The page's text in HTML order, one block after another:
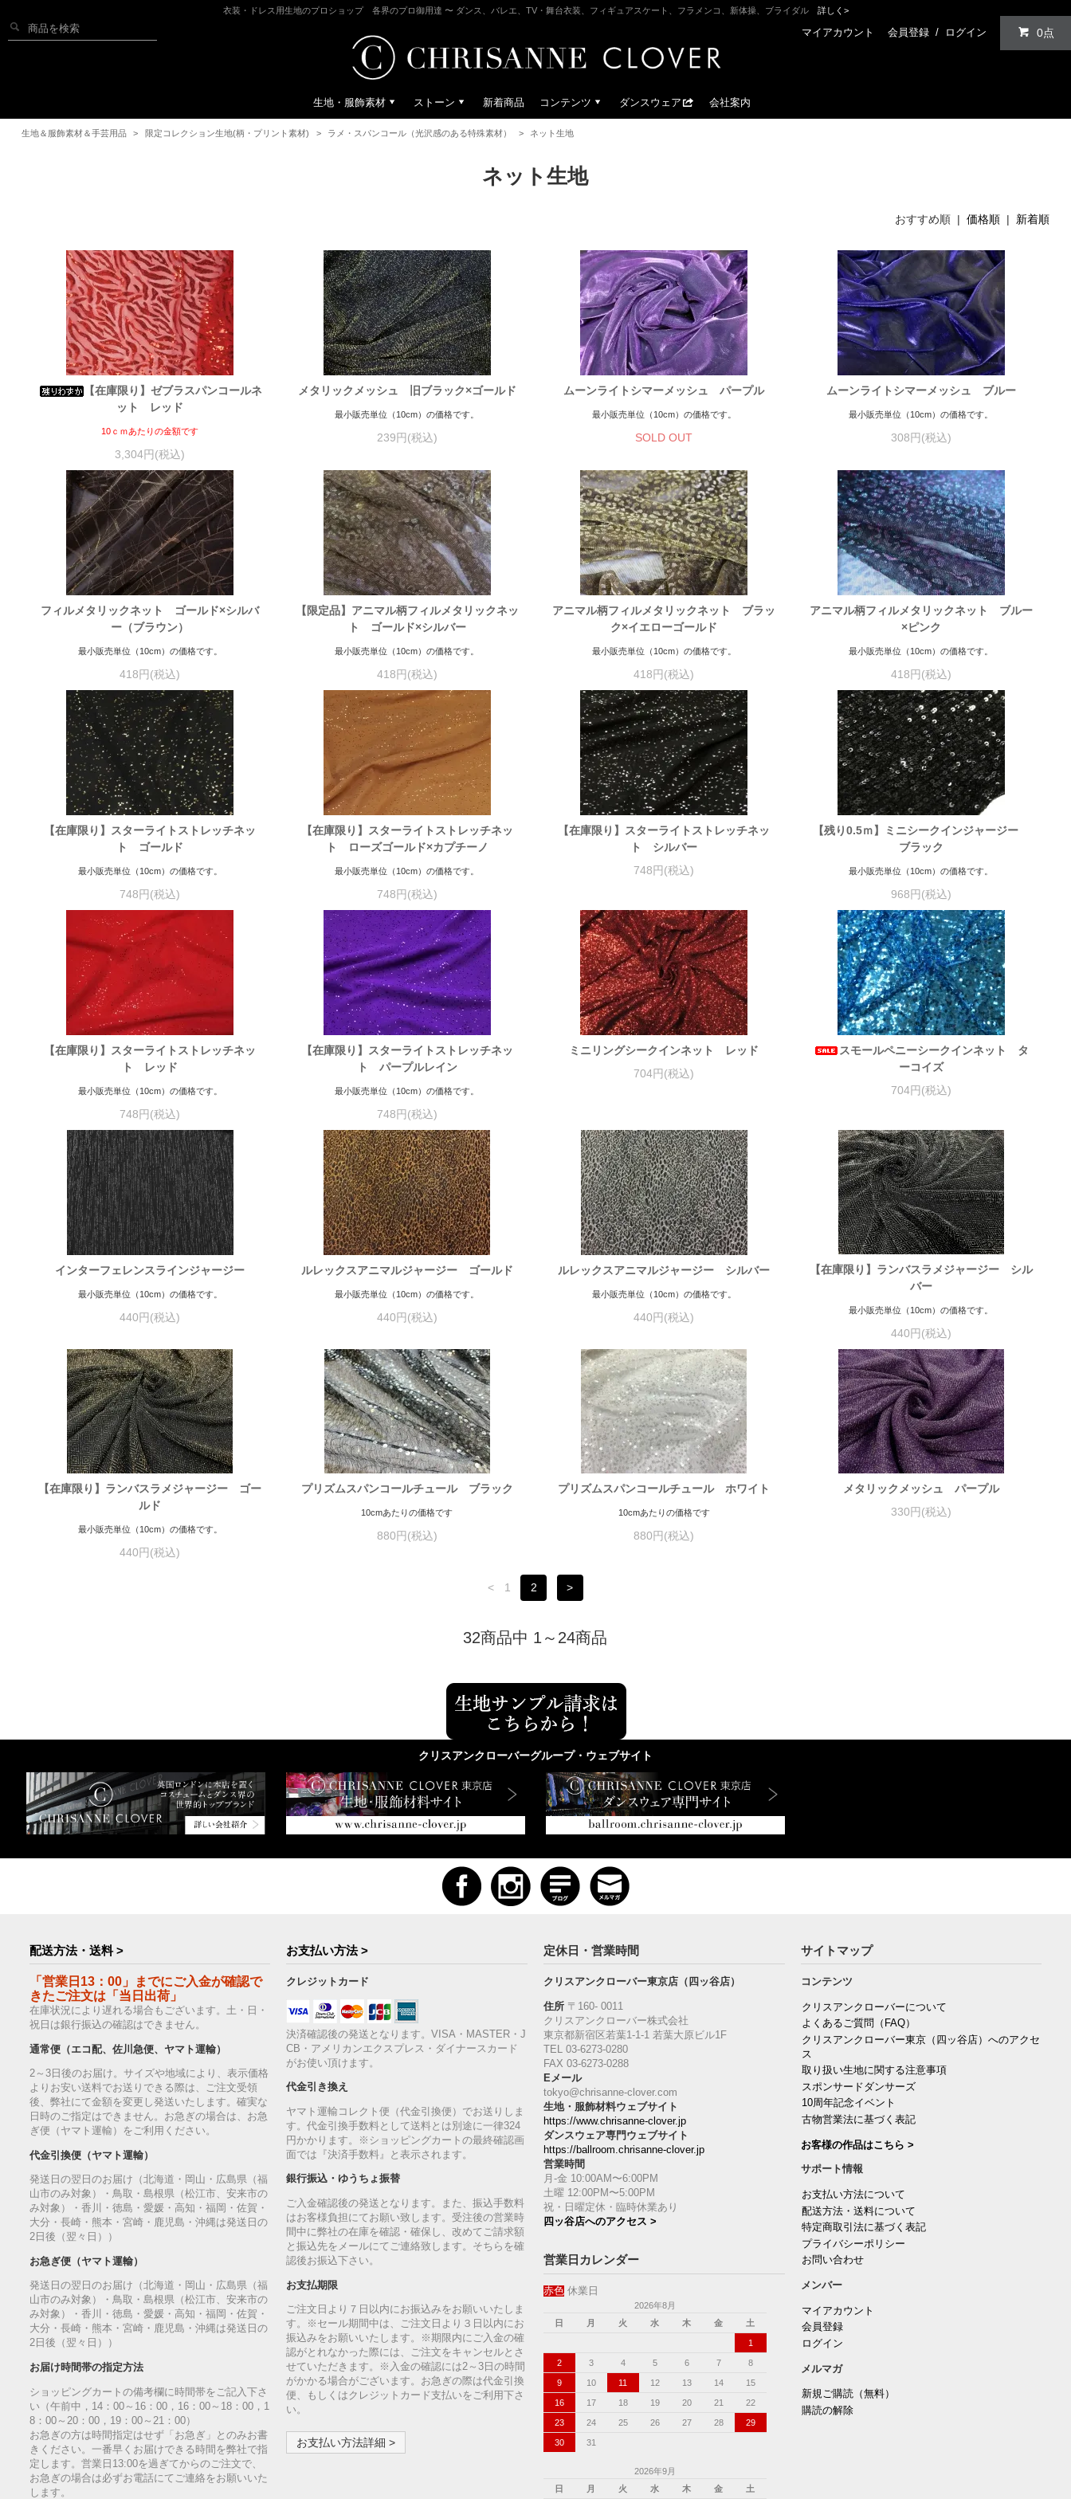
衣装・ドレス用生地のプロショップ 各界のプロ御用達 〜 ダンス、バレエ、TV・舞台衣装、フィギュアスケート、フラメンコ、新体操、ブライダル 詳しく>
マイアカウント 会員登録 / ログイン 0点
生地・服飾素材 ストーン 新着商品 コンテンツ ダンスウェア 会社案内
生地＆服飾素材＆手芸用品 > 限定コレクション生地(柄・プリント素材) > ラメ・スパンコール（光沢感のある特殊素材） > ネット生地
ネット生地
おすすめ順 |価格順 | 新着順
【在庫限り】ゼブラスパンコールネ
ット レッド
10ｃｍあたりの金額です
3,304円(税込)
メタリックメッシュ 旧ブラック×ゴールド
最小販売単位（10cm）の価格です。
239円(税込)
ムーンライトシマーメッシュ パープル
最小販売単位（10cm）の価格です。
SOLD OUT
ムーンライトシマーメッシュ ブルー
最小販売単位（10cm）の価格です。
308円(税込)
フィルメタリックネット ゴールド×シルバ
ー（ブラウン）
最小販売単位（10cm）の価格です。
418円(税込)
【限定品】アニマル柄フィルメタリックネッ
ト ゴールド×シルバー
最小販売単位（10cm）の価格です。
418円(税込)
アニマル柄フィルメタリックネット ブラッ
ク×イエローゴールド
最小販売単位（10cm）の価格です。
418円(税込)
アニマル柄フィルメタリックネット ブルー
×ピンク
最小販売単位（10cm）の価格です。
418円(税込)
【在庫限り】スターライトストレッチネッ
ト ゴールド
最小販売単位（10cm）の価格です。
748円(税込)
【在庫限り】スターライトストレッチネッ
ト ローズゴールド×カプチーノ
最小販売単位（10cm）の価格です。
748円(税込)
【在庫限り】スターライトストレッチネッ
ト シルバー
748円(税込)
【残り0.5ｍ】ミニシークインジャージー
ブラック
最小販売単位（10cm）の価格です。
968円(税込)
【在庫限り】スターライトストレッチネッ
ト レッド
最小販売単位（10cm）の価格です。
748円(税込)
【在庫限り】スターライトストレッチネッ
ト パープルレイン
最小販売単位（10cm）の価格です。
748円(税込)
ミニリングシークインネット レッド
704円(税込)
スモールペニーシークインネット タ
ーコイズ
704円(税込)
インターフェレンスラインジャージー
最小販売単位（10cm）の価格です。
440円(税込)
ルレックスアニマルジャージー ゴールド
最小販売単位（10cm）の価格です。
440円(税込)
ルレックスアニマルジャージー シルバー
最小販売単位（10cm）の価格です。
440円(税込)
【在庫限り】ランバスラメジャージー シル
バー
最小販売単位（10cm）の価格です。
440円(税込)
【在庫限り】ランバスラメジャージー ゴー
ルド
最小販売単位（10cm）の価格です。
440円(税込)
プリズムスパンコールチュール ブラック
10cmあたりの価格です
880円(税込)
プリズムスパンコールチュール ホワイト
10cmあたりの価格です
880円(税込)
メタリックメッシュ パープル
330円(税込)
< 1 2 >
32商品中 1～24商品
クリスアンクローバーグループ・ウェブサイト
配送方法・送料 >
「営業日13：00」までにご入金が確認で
きたご注文は「当日出荷」
在庫状況により遅れる場合もございます。土・日・
祝日は銀行振込の確認はできません。
通常便（エコ配、佐川急便、ヤマト運輸）
2～3日後のお届け。サイズや地域により、表示価格
よりお安い送料でお送りできる際は、ご注文受領
後、弊社にて金額を変更し発送いたします。確実な
日時のご指定はできません。お急ぎの場合は、お急
ぎ便（ヤマト運輸）をご利用ください。
代金引換便（ヤマト運輸）
発送日の翌日のお届け（北海道・岡山・広島県（福
山市のみ対象）・鳥取・島根県（松江市、安来市の
み対象）・香川・徳島・愛媛・高知・福岡・佐賀・
大分・長崎・熊本・宮崎・鹿児島・沖縄は発送日の
2日後（翌々日））
お急ぎ便（ヤマト運輸）
発送日の翌日のお届け（北海道・岡山・広島県（福
山市のみ対象）・鳥取・島根県（松江市、安来市の
み対象）・香川・徳島・愛媛・高知・福岡・佐賀・
大分・長崎・熊本・宮崎・鹿児島・沖縄は発送日の
2日後（翌々日））
お届け時間帯の指定方法
ショッピングカートの備考欄に時間帯をご記入下さ
い（午前中，14：00～16：00，16：00～18：00，1
8：00～20：00，19：00～21：00）
お急ぎの方は時間指定はせず「お急ぎ」とのみお書
きください。一番早くお届けできる時間を弊社で指
定します。営業日13:00を過ぎてからのご注文で、
お急ぎの場合は必ずお電話にてご連絡をお願いいた
します。
お支払い方法 >
クレジットカード
決済確認後の発送となります。VISA・MASTER・J
CB・アメリカンエクスプレス・ダイナースカード
がお使い頂けます。
代金引き換え
ヤマト運輸コレクト便（代金引換便）でお送りしま
す。代金引換手数料として送料とは別途に一律324
円かかります。※ショッピングカートの最終確認画
面では『決済手数料』と表示されます。
銀行振込・ゆうちょ振替
ご入金確認後の発送となります。また、振込手数料
はお客様負担にてお願い致します。受注後の営業時
間中に弊社の在庫を確認・確保し、改めてご請求額
と振込先をメールにてご連絡致します。そちらを確
認後お振込下さい。
お支払期限
ご注文日より７日以内にお振込みをお願いいたしま
す。※セール期間中は、ご注文日より３日以内にお
振込みをお願いいたします。※期限内にご入金の確
認がとれなかった際には、ご注文をキャンセルとさ
せていただきます。※入金の確認には2～3日の時間
がかかる場合がございます。お急ぎの際は代金引換
便、もしくはクレジットカード支払いをご利用下さ
い。
お支払い方法詳細 >
定休日・営業時間
クリスアンクローバー東京店（四ッ谷店）
住所〒160‐ 0011
クリスアンクローバー株式会社
東京都新宿区若葉1‐1-1 若葉大原ビル1F
TEL 03-6273-0280
FAX 03-6273-0288
Eメール
tokyo@chrisanne-clover.com
生地・服飾材料ウェブサイト
https://www.chrisanne-clover.jp
ダンスウェア専門ウェブサイト
https://ballroom.chrisanne-clover.jp
営業時間
月-金 10:00AM〜6:00PM
土曜 12:00PM〜5:00PM
祝・日曜定休・臨時休業あり
四ッ谷店へのアクセス >
営業日カレンダー
赤色休業日
2026年8月
日
月 火 水 木 金 土
1
2 3 4 5 6 7 8
9 10 11 12 13 14 15
16 17 18 19 20 21 22
23 24 25 26 27 28 29
30 31
2026年9月
日
月 火 水 木 金 土
サイトマップ
コンテンツ
クリスアンクローバーについて
よくあるご質問（FAQ）
クリスアンクローバー東京（四ッ谷店）へのアクセ
ス
取り扱い生地に関する注意事項
スポンサードダンサーズ
10周年記念イベント
古物営業法に基づく表記
お客様の作品はこちら >
サポート情報
お支払い方法について
配送方法・送料について
特定商取引法に基づく表記
プライバシーポリシー
お問い合わせ
メンバー
マイアカウント
会員登録
ログイン
メルマガ
新規ご購読（無料）
購読の解除